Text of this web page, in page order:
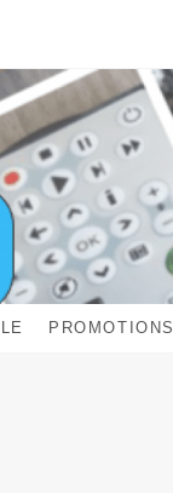
PROMOTIONS